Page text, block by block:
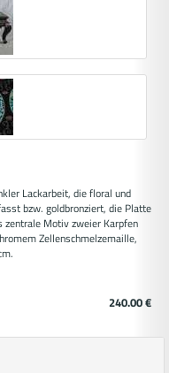
Lackarbeit, die floral und
bzw. goldbronziert, die Platte
zentrale Motiv zweier Karpfen
Zellenschmelzemaille,
240.00 €